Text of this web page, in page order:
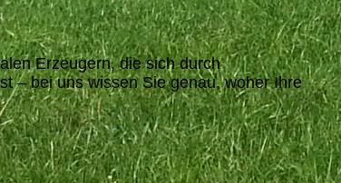
Erzeugern, die sich durch
– bei uns wissen Sie genau, woher Ihre